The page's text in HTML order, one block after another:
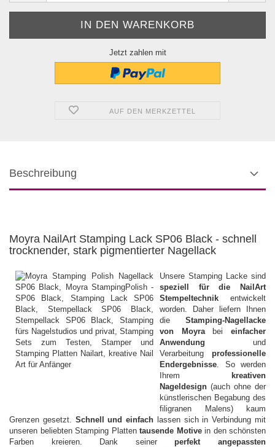
Jetzt zahlen mit
AUF DEN MERKZETTEL
Beschreibung
Moyra NailArt Stamping Lack SP06 Black - schnell
trocknender, stark pigmentierter Nagellack
Unsere Stamping Lacke sind
speziell für die NailArt
Stempeltechnik entwickelt
worden. Daher liefern Ihnen
die Stamping-Nagellacke
von Moyrabeieinfacher
Anwendung und
Verarbeitung professionelle
Endergebnisse . So werden
Ihrem kreativen
Nageldesign (auch ohne der
künstlerischen Begabung des
filigranen Malens) kaum
Grenzen gesetzt. Schnell und einfach lassen sich in Verbindung mit
unseren beliebten Stamping Platten tausende Motivein den schönsten
Farben kreieren. Dank seinerperfekt angepassten